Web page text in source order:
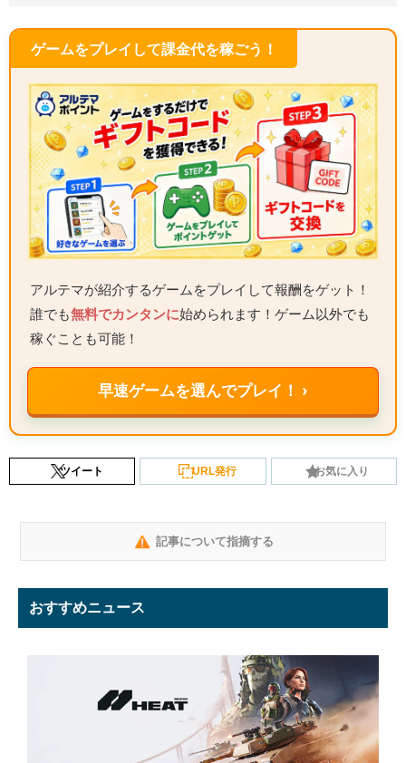
ゲームをプレイして課金代を稼ごう！
アルテマが紹介するゲームをプレイして報酬をゲット！
誰でも無料でカンタンに始められます！ゲーム以外でも
稼ぐことも可能！
早速ゲームを選んでプレイ！ ›
ツイート URL発行 お気に入り
記事について指摘する
おすすめニュース